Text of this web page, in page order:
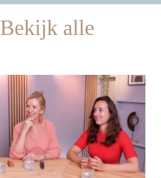
Bekijk alle